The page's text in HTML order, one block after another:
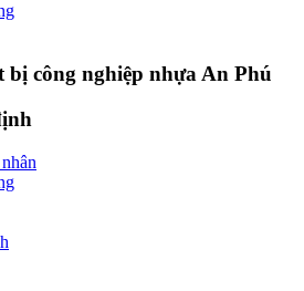
công nghiệp nhựa An Phú